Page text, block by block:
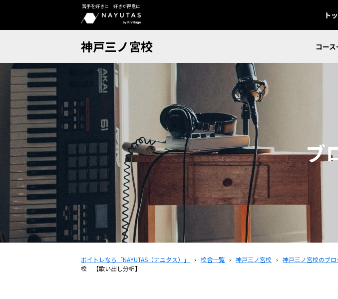
苦手を好きに 好きが得意に
ト
神戸三ノ宮校 コー
ブ
ボイトレなら「NAYUTAS（ナユタス）」 › 校舎一覧 › 神戸三ノ宮校 › 神戸三ノ宮校のブロ
校 【歌い出し分析】